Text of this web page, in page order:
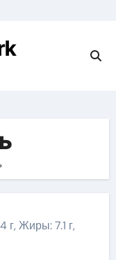
г, Жиры: 7.1 г,